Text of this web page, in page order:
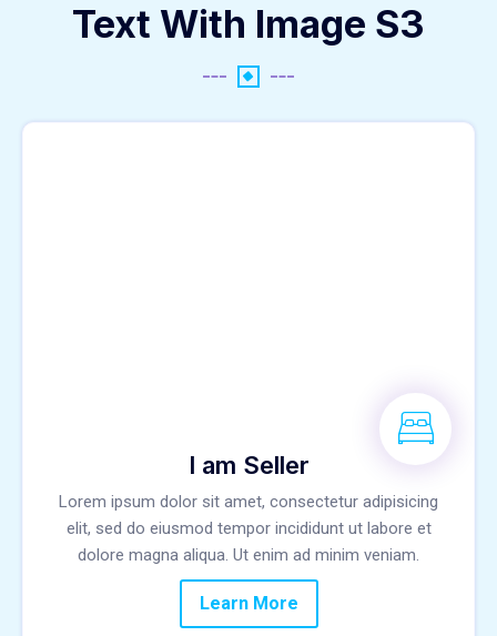
Text With Image S3
I am Seller
Lorem ipsum dolor sit amet, consectetur adipisicing
elit, sed do eiusmod tempor incididunt ut labore et
dolore magna aliqua. Ut enim ad minim veniam.
Learn More